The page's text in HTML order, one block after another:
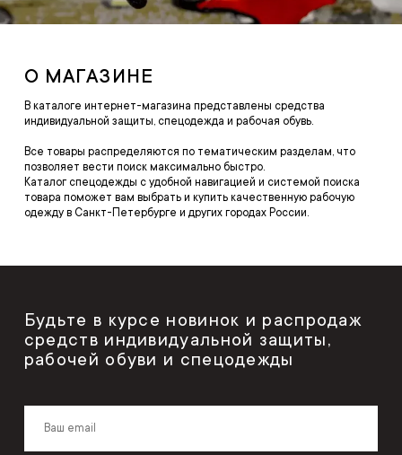
О МАГАЗИНЕ
В каталоге интернет-магазина представлены средства
индивидуальной защиты, спецодежда и рабочая обувь.
Все товары распределяются по тематическим разделам, что
позволяет вести поиск максимально быстро.
Каталог спецодежды с удобной навигацией и системой поиска
товара поможет вам выбрать и купить качественную рабочую
одежду в Санкт-Петербурге и других городах России.
Будьте в курсе новинок и распродаж
средств индивидуальной защиты,
рабочей обуви и спецодежды